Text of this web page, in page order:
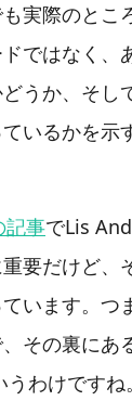
実際のとこ
ではなく、
うか、そし
いるかを示
記事でLis
要だけど、
います。つ
その裏にあ
わけですね。